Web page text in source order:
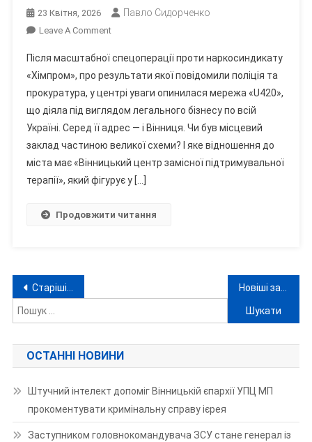
23 Квітня, 2026 Павло Сидорченко
Leave A CommentOn
Наркокартель
«Хімпром»
Та
Його
Мережа
«U420»:
Чому
Вінниця
Після масштабної спецоперації проти наркосиндикату
«Хімпром», про результати якої повідомили поліція та
прокуратура, у центрі уваги опинилася мережа «U420»,
що діяла під виглядом легального бізнесу по всій
Україні. Серед її адрес — і Вінниця. Чи був місцевий
заклад частиною великої схеми? І яке відношення до
міста має «Вінницький центр замісної підтримувальної
терапії», який фігурує у […]
Продовжити читання
Навігація
за
записами
Старіші записи
Пошук:
ОСТАННІ НОВИНИ
Штучний інтелект допоміг Вінницькій єпархії УПЦ МП
прокоментувати кримінальну справу ієрея
Заступником головнокомандувача ЗСУ стане генерал із